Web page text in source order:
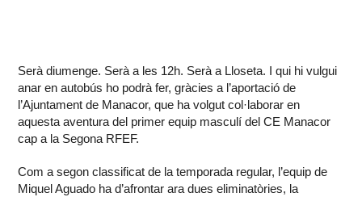
Serà diumenge. Serà a les 12h. Serà a Lloseta. I qui hi vulgui
anar en autobús ho podrà fer, gràcies a l’aportació de
l’Ajuntament de Manacor, que ha volgut col·laborar en
aquesta aventura del primer equip masculí del CE Manacor
cap a la Segona RFEF.
Com a segon classificat de la temporada regular, l’equip de
Miquel Aguado ha d’afrontar ara dues eliminatòries, la